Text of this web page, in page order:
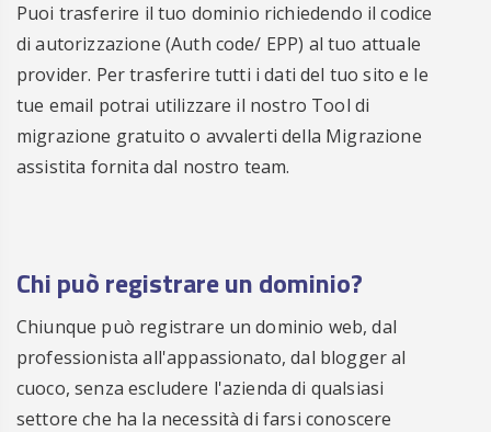
Puoi trasferire il tuo dominio richiedendo il codice
di autorizzazione (Auth code/ EPP) al tuo attuale
provider. Per trasferire tutti i dati del tuo sito e le
tue email potrai utilizzare il nostro Tool di
migrazione gratuito o avvalerti della Migrazione
assistita fornita dal nostro team.
Chi può registrare un dominio?
Chiunque può registrare un dominio web, dal
professionista all'appassionato, dal blogger al
cuoco, senza escludere l'azienda di qualsiasi
settore che ha la necessità di farsi conoscere